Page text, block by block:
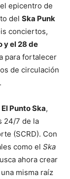
epicentro de
del Ska Punk
conciertos,
y el 28 de
para fortalecer
de circulación
El Punto Ska,
24/7 de la
(SCRD). Con
como el Ska
ahora crear
misma raíz